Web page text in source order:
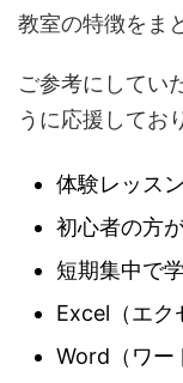
教室の特徴をま
ご参考にしてい
うに応援してお
体験レッス
初心者の方
短期集中で
Excel（エク
Word（ワー